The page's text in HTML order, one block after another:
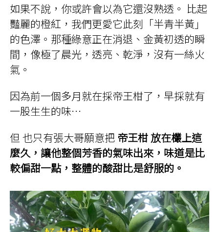
如果不說，你或許會以為它還沒熟透。 比起
豔麗的橙紅，我們更愛它此刻「半青半黃」
的色澤。那種綠意正在消退、金黃初透的瞬
間，像極了晨光，透亮、乾淨，沒有一絲火
氣。
因為前一個多月就在採帝王柑了，早採就有
一股生生的味…
但 也只有張大哥願意把 帝王柑 放在欉上這
麼久，讓他整個芳香的氣味出來，味道是比
較偏甜一點，整體的酸甜比是舒服的。